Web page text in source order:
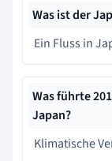
Was ist der
Ein Fluss in
Was führte
Japan?
Klimatische